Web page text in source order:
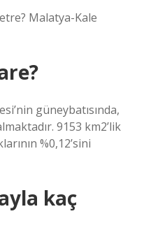
Malatya-Kale
güneybatısında,
9153 km2’lik
%0,12’sini
kaç